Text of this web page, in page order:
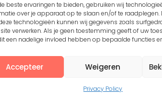
beste ervaringen te bieden, gebruiken wij
over je apparaat op te slaan en/of te raadplegen.
technologieën kunnen wij gegevens zoals
verwerken. Als je geen toestemming geeft of uw
een nadelige invloed hebben op bepaalde functies
Accepteer Weigeren
Privacy Policy